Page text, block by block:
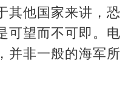
其他国家来讲，恐
可望而不可即。电
并非一般的海军所